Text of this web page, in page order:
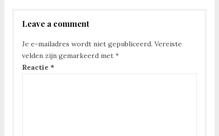
Leave a comment
Je e-mailadres wordt niet gepubliceerd. Vereiste
velden zijn gemarkeerd met *
Reactie *